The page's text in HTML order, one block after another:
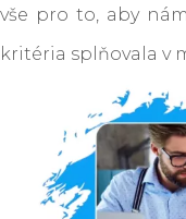
vše pro to, aby
kritéria splňovala v